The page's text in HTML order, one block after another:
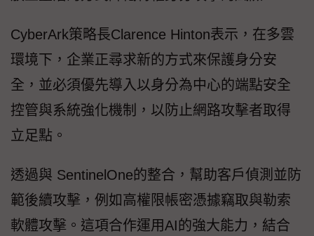
CyberArk策略長Clarence Hinton表示，在多雲
環境下，企業正尋求新的方式來保護身分安
全，並必須優先導入以身分為中心的端點安全
控管與系統強化機制，以防止網路攻擊者取得
立足點。
透過與 SentinelOne的整合，幫助客戶偵測並防
範後續攻擊，例如高權限帳密憑據竊取與勒索
軟體攻擊。這項合作運用AI的強大能力，結合